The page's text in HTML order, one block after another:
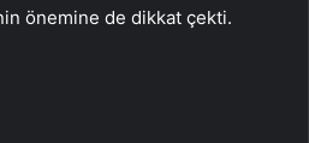
önemine de dikkat çekti.